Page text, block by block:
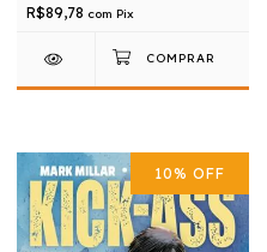
R$89,78 com Pix
10% OFF